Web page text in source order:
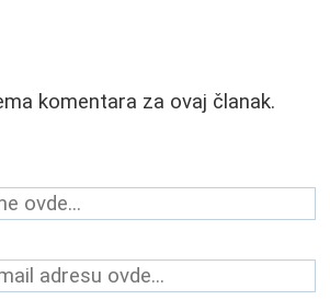
komentara za ovaj članak.